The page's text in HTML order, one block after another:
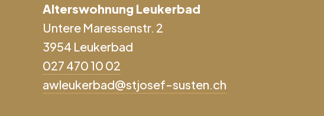
Alterswohnung Leukerbad
Untere Maressenstr. 2
3954 Leukerbad
027 470 10 02
awleukerbad@stjosef-susten.ch